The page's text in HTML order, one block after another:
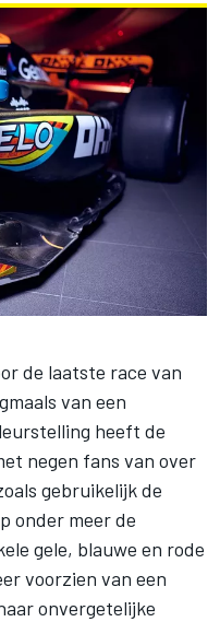
de laatste race van
van een
heeft de
negen fans van over
gebruikelijk de
onder meer de
gele, blauwe en rode
voorzien van een
onvergetelijke